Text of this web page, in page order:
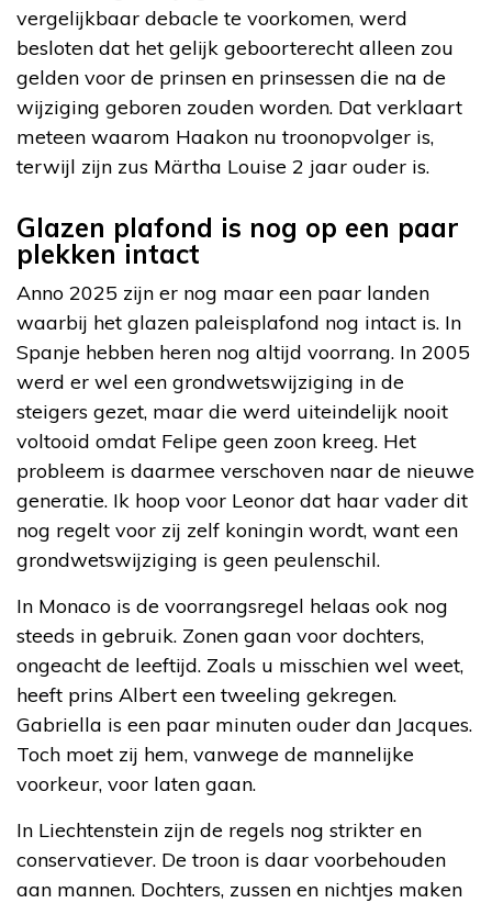
vergelijkbaar debacle te voorkomen, werd
besloten dat het gelijk geboorterecht alleen zou
gelden voor de prinsen en prinsessen die na de
wijziging geboren zouden worden. Dat verklaart
meteen waarom Haakon nu troonopvolger is,
terwijl zijn zus Märtha Louise 2 jaar ouder is.
Glazen plafond is nog op een paar
plekken intact
Anno 2025 zijn er nog maar een paar landen
waarbij het glazen paleisplafond nog intact is. In
Spanje hebben heren nog altijd voorrang. In 2005
werd er wel een grondwetswijziging in de
steigers gezet, maar die werd uiteindelijk nooit
voltooid omdat Felipe geen zoon kreeg. Het
probleem is daarmee verschoven naar de nieuwe
generatie. Ik hoop voor Leonor dat haar vader dit
nog regelt voor zij zelf koningin wordt, want een
grondwetswijziging is geen peulenschil.
In Monaco is de voorrangsregel helaas ook nog
steeds in gebruik. Zonen gaan voor dochters,
ongeacht de leeftijd. Zoals u misschien wel weet,
heeft prins Albert een tweeling gekregen.
Gabriella is een paar minuten ouder dan Jacques.
Toch moet zij hem, vanwege de mannelijke
voorkeur, voor laten gaan.
In Liechtenstein zijn de regels nog strikter en
conservatiever. De troon is daar voorbehouden
aan mannen. Dochters, zussen en nichtjes maken